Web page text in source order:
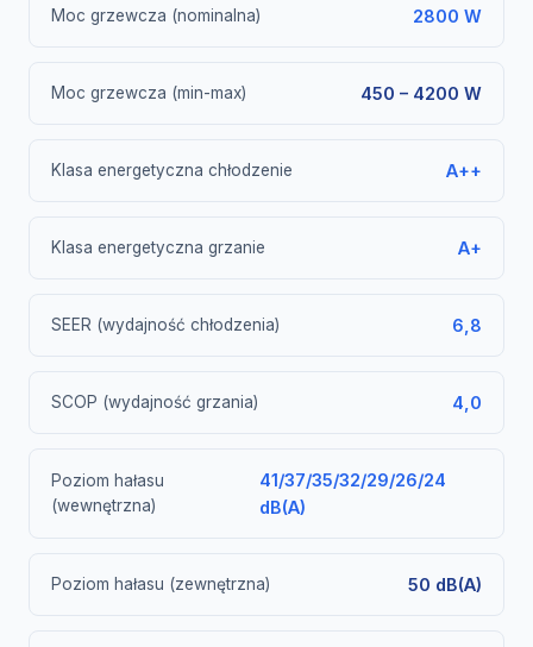
Moc grzewcza (nominalna) 2800 W
Moc grzewcza (min-max) 450 – 4200 W
Klasa energetyczna chłodzenie A++
Klasa energetyczna grzanie A+
SEER (wydajność chłodzenia) 6,8
SCOP (wydajność grzania) 4,0
Poziom hałasu
(wewnętrzna)
41/37/35/32/29/26/24
dB(A)
Poziom hałasu (zewnętrzna) 50 dB(A)